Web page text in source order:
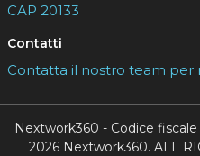
CAP 20133
Contatti
Contatta il nostro team per
Nextwork360 - Codice
2026 Nextwork360. ALL